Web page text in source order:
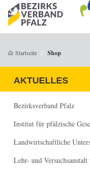
Startseite Shop
AKTUELLES
Bezirksverband Pfalz
Institut für pfälzische
Landwirtschaftliche
Lehr- und